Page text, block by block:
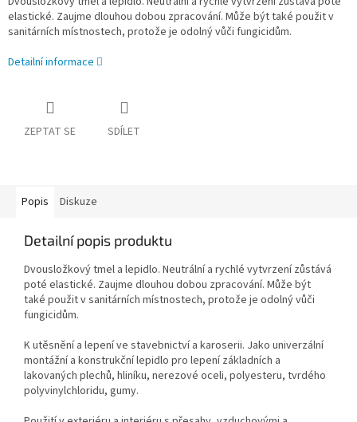
elastické. Zaujme dlouhou dobou zpracování. Může být také použit v
sanitárních místnostech, protože je odolný vůči fungicidům.
Detailní informace
ZEPTAT SE SDÍLET
Popis Diskuze
Detailní popis produktu
Dvousložkový tmel a lepidlo. Neutrální a rychlé vytvrzení zůstává
poté elastické. Zaujme dlouhou dobou zpracování. Může být
také použit v sanitárních místnostech, protože je odolný vůči
fungicidům.
K utěsnění a lepení ve stavebnictví a karoserii. Jako univerzální
montážní a konstrukční lepidlo pro lepení základních a
lakovaných plechů, hliníku, nerezové oceli, polyesteru, tvrdého
polyvinylchloridu, gumy.